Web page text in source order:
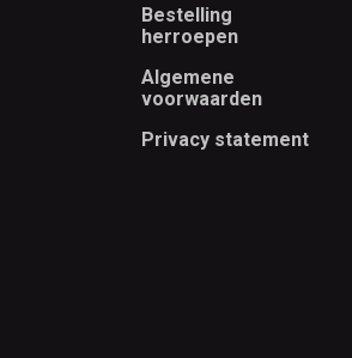
Footer
Bestelling
herroepen
Algemene
voorwaarden
Privacy statement